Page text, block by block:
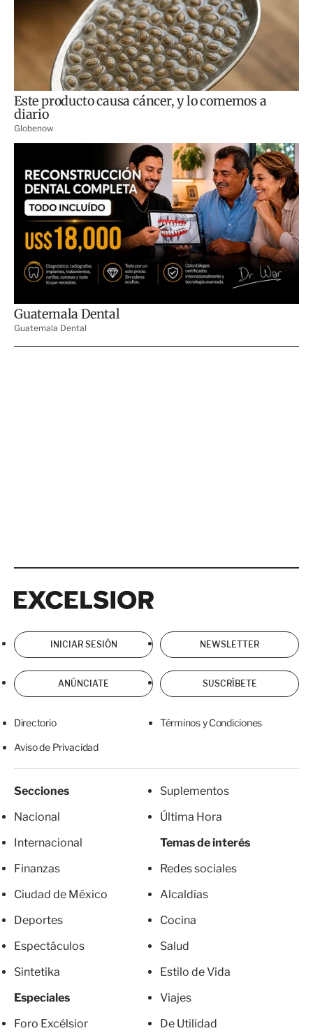
INICIAR SESIÓN NEWSLETTER
ANÚNCIATE SUSCRÍBETE
Directorio Términos y Condiciones
Aviso de Privacidad
Secciones
Nacional
Internacional
Finanzas
Ciudad de México
Deportes
Espectáculos
Sintetika
Especiales
Foro Excélsior
Suplementos
Última Hora
Temas de interés
Redes sociales
Alcaldías
Cocina
Salud
Estilo de Vida
Viajes
De Utilidad